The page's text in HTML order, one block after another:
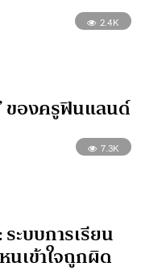
2.4K
ของครูฟินแลนด์
7.3K
ะบบการเรียน
นเข้าใจถูกผิด